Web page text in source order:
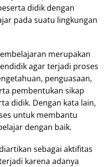
didik dengan
pada suatu lingkungan
merupakan
agar terjadi proses
penguasaan,
pembentukan sikap
didik. Dengan kata lain,
untuk membantu
dengan baik.
sebagai aktifitas
karena adanya